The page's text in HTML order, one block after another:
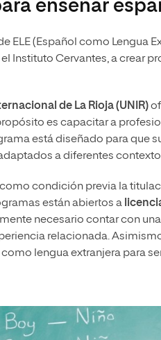
enseñar
ELE (Español como Lengua
Instituto Cervantes, a crear
de La Rioja (UNIR)
es capacitar a
está diseñado para que
a diferentes
condición previa la
están abiertos a
necesario contar con
relacionada.
lengua extranjera para